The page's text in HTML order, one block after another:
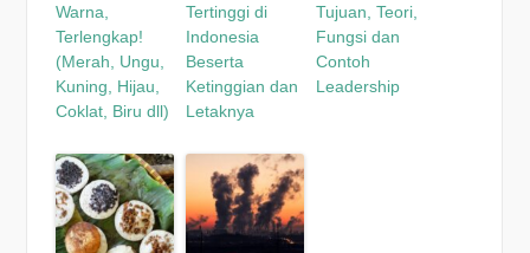
Warna,
Terlengkap!
(Merah, Ungu,
Kuning, Hijau,
Coklat, Biru dll)
Tertinggi di
Indonesia
Beserta
Ketinggian dan
Letaknya
Tujuan, Teori,
Fungsi dan
Contoh
Leadership